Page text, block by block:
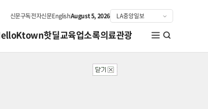
신문구독전자신문EnglishAugust 5, 2026
핫딜교육업소록의료관광